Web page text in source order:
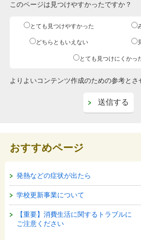
このページは見つけやすかったですか？
とても見つけやすかった
どちらともいえない
とても見つけにくかっ
よりよいコンテンツ作成のための参考とさ
おすすめページ
発熱などの症状が出たら
学校更新事業について
【重要】消費生活に関するトラブルに
ご注意ください